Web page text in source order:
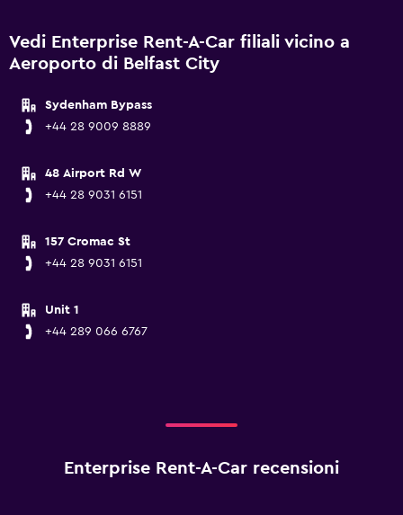
Vedi Enterprise Rent-A-Car filiali vicino a
Aeroporto di Belfast City
Sydenham Bypass
+44 28 9009 8889
48 Airport Rd W
+44 28 9031 6151
157 Cromac St
+44 28 9031 6151
Unit 1
+44 289 066 6767
Enterprise Rent-A-Car recensioni